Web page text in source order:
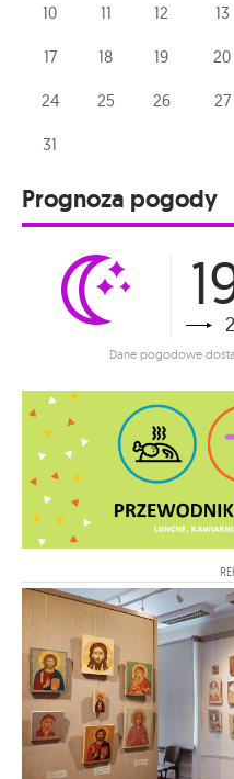
10 11 12 13
17 18 19 20
24 25 26 27
31
Prognoza pogody
Dane pogodowe